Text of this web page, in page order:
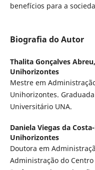
benefícios para a
Biografia do Autor
Thalita Gonçalves Abreu,
Unihorizontes
Mestre em
Unihorizontes.
Universitário UNA.
Daniela Viegas da
Unihorizontes
Doutora em
Administração do